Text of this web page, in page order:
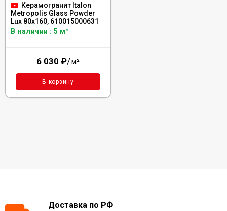
Керамогранит Italon
Metropolis Glass Powder
Lux 80x160, 610015000631
В наличии : 5 м²
6 030 ₽/м²
В корзину
Доставка по РФ